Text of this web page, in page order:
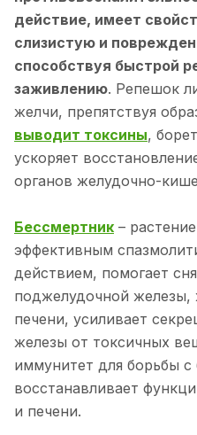
действие, имеет
слизистую и
способствуя быстрой
заживлению. Репешок
желчи, препятствуя
выводит токсины,
ускоряет
органов желудочно-
Бессмертник –
эффективным
действием, помогает
поджелудочной железы,
печени, усиливает
железы от токсичных
иммунитет для борьбы
восстанавливает
и печени.